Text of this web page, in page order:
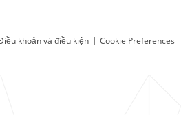
khoản và điều kiện | Cookie Preferences